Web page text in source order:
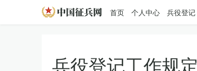
首页 个人中心 兵役登记
兵役登记工作规定